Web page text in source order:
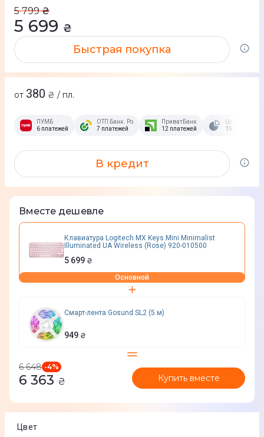
5 799 ₴
5 699 ₴
Быстрая покупка
от 380 ₴ / пл.
ПУМБ
6 платежей
ОТП Банк. Розстрочка Скибочка.
7 платежей
ПриватБанк
12 платежей
Це
15 платежей
В кредит
Вместе дешевле
Клавиатура Logitech MX Keys Mini Minimalist
Illuminated UA Wireless (Rose) 920-010500
5 699 ₴
Основной
Смарт-лента Gosund SL2 (5 м)
949 ₴
6 648 -4%
6 363 ₴ Купить вместе
Цвет